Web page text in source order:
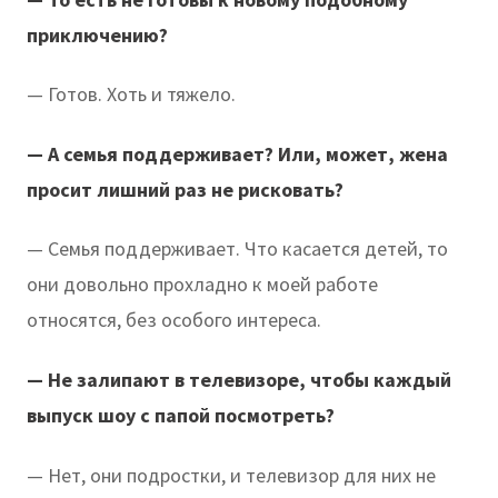
приключению?
— Готов. Хоть и тяжело.
— А семья поддерживает? Или, может, жена
просит лишний раз не рисковать?
— Семья поддерживает. Что касается детей, то
они довольно прохладно к моей работе
относятся, без особого интереса.
— Не залипают в телевизоре, чтобы каждый
выпуск шоу с папой посмотреть?
— Нет, они подростки, и телевизор для них не